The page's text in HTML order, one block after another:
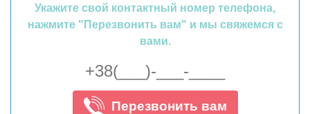
Укажите свой контактный номер телефона,
нажмите "Перезвонить вам" и мы свяжемся с
вами.
Перезвонить вам